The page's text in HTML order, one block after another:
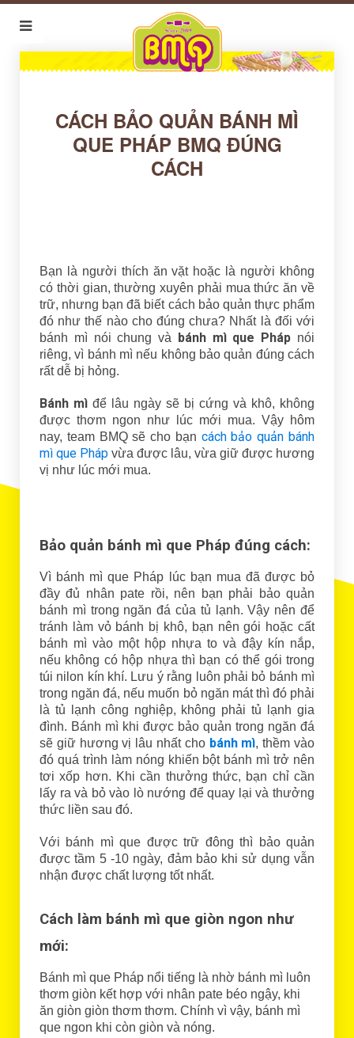
CÁCH BẢO QUẢN BÁNH MÌ
QUE PHÁP BMQ ĐÚNG
CÁCH
Bạn là người thích ăn vặt hoặc là người không
có thời gian, thường xuyên phải mua thức ăn về
trữ, nhưng bạn đã biết cách bảo quản thực phẩm
đó như thế nào cho đúng chưa? Nhất là đối với
bánh mì nói chung và
bánh mì que Pháp nói
riêng, vì bánh mì nếu không bảo quản đúng cách
rất dễ bị hỏng.
Bánh mì để lâu ngày sẽ bị cứng và khô, không
được thơm ngon như lúc mới mua. Vậy hôm
nay, team BMQ sẽ cho bạn cách bảo quản bánh
mì que Pháp vừa được lâu, vừa giữ được hương
vị như lúc mới mua.
Bảo quản bánh mì que Pháp đúng cách:
Vì bánh mì que Pháp lúc bạn mua đã được bỏ
đầy đủ nhân pate rồi, nên bạn phải bảo quản
bánh mì trong ngăn đá của tủ lạnh. Vậy nên để
tránh làm vỏ bánh bị khô, bạn nên gói hoặc cất
bánh mì vào một hộp nhựa to và đậy kín nắp,
nếu không có hộp nhựa thì bạn có thể gói trong
túi nilon kín khí. Lưu ý rằng luôn phải bỏ bánh mì
trong ngăn đá, nếu muốn bỏ ngăn mát thì đó phải
là tủ lạnh công nghiệp, không phải tủ lạnh gia
đình. Bánh mì khi được bảo quản trong ngăn đá
sẽ giữ hương vị lâu nhất cho bánh mì, thềm vào
đó quá trình làm nóng khiến bột bánh mì trở nên
tơi xốp hơn. Khi cần thưởng thức, bạn chỉ cần
lấy ra và bỏ vào lò nướng để quay lại và thưởng
thức liền sau đó.
Với bánh mì que được trữ đông thì bảo quản
được tầm 5 -10 ngày, đảm bảo khi sử dụng vẫn
nhận được chất lượng tốt nhất.
Cách làm bánh mì que giòn ngon như
mới:
Bánh mì que Pháp nổi tiếng là nhờ bánh mì luôn
thơm giòn kết hợp với nhân pate béo ngậy, khi
ăn giòn giòn thơm thơm. Chính vì vậy, bánh mì
que ngon khi còn giòn và nóng.